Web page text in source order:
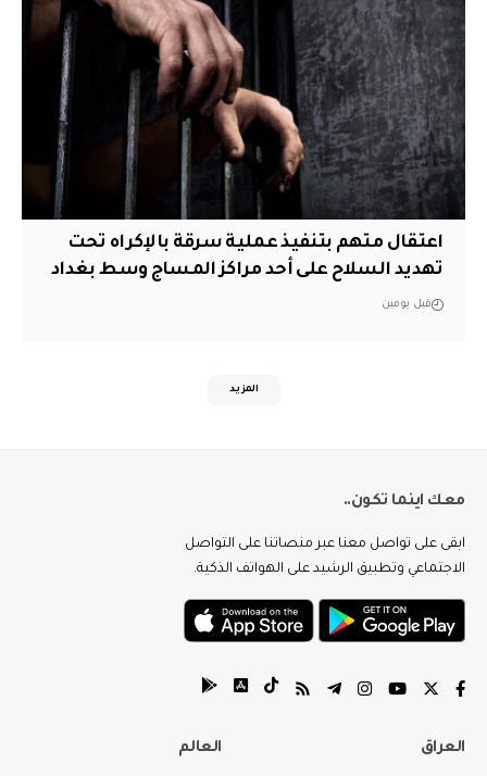
اعتقال متهم بتنفيذ عملية سرقة بالإكراه تحت
تهديد السلاح على أحد مراكز المساج وسط بغداد
قبل يومين
المزيد
معك اينما تكون..
ابقى على تواصل معنا عبر منصاتنا على التواصل
الاجتماعي وتطبيق الرشيد على الهواتف الذكية.
العراق العالم